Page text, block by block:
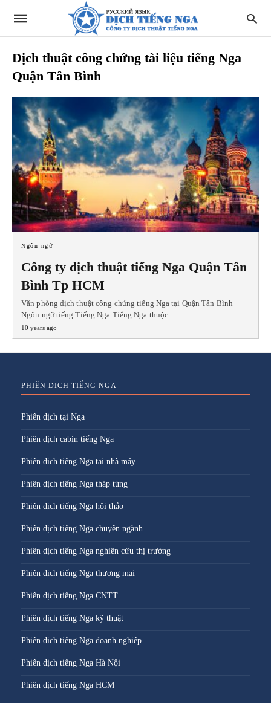
Dịch thuật công chứng tài liệu tiếng Nga
Quận Tân Bình
Ngôn ngữ
Công ty dịch thuật tiếng Nga Quận Tân
Bình Tp HCM
Văn phòng dịch thuật công chứng tiếng Nga tại Quận Tân Bình
Ngôn ngữ tiếng Tiếng Nga Tiếng Nga thuộc…
10 years ago
PHIÊN DỊCH TIẾNG NGA
Phiên dịch tại Nga
Phiên dịch cabin tiếng Nga
Phiên dịch tiếng Nga tại nhà máy
Phiên dịch tiếng Nga tháp tùng
Phiên dịch tiếng Nga hội thảo
Phiên dịch tiếng Nga chuyên ngành
Phiên dịch tiếng Nga nghiên cứu thị trường
Phiên dịch tiếng Nga thương mại
Phiên dịch tiếng Nga CNTT
Phiên dịch tiếng Nga kỹ thuật
Phiên dịch tiếng Nga doanh nghiệp
Phiên dịch tiếng Nga Hà Nội
Phiên dịch tiếng Nga HCM